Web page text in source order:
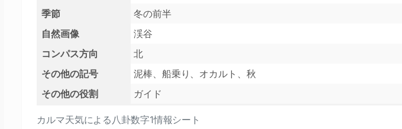
カルマ天気による八卦数字1情報シート
季節
冬の前半
自然画像
渓谷
コンパス方向
北
その他の記号
泥棒、船乗り、オカルト、秋
その他の役割
ガイド